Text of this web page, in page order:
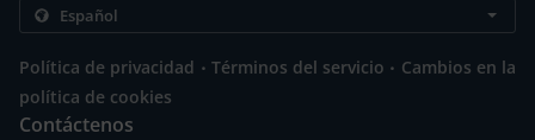
Política de privacidad . Términos del servicio . Cambios en la
política de cookies
Contáctenos